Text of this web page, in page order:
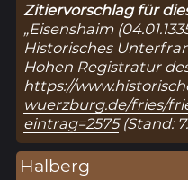
Zitiervorschlag für
„Eisenshaim
Historisches
Hohen Registratur
https://
wuerzburg.de/fries/
eintrag=2575(Stand:
Halberg